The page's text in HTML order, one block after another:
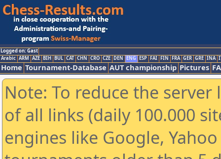
Logged on: Gast
Arabic ARM AZE BIH BUL CAT CHN CRO CZE DEN ENG ESP FAI FIN FRA GER GRE INA
Home Tournament-Database AUT championship Pictures
Note: To reduce the
of all links (daily 100.000
engines like Google,